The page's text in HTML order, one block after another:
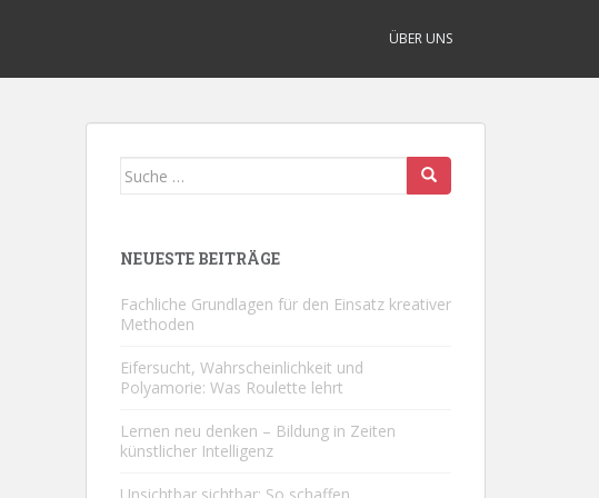
ÜBER UNS
Suche
NEUESTE BEITRÄGE
Fachliche Grundlagen für den Einsatz kreativer
Methoden
Eifersucht, Wahrscheinlichkeit und
Polyamorie: Was Roulette lehrt
Lernen neu denken – Bildung in Zeiten
künstlicher Intelligenz